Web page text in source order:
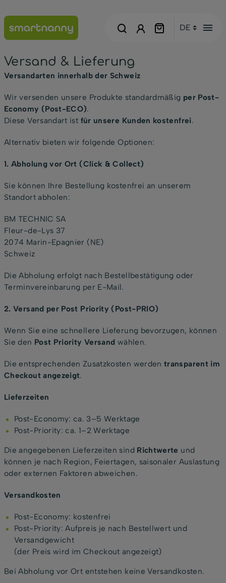
menu
Versand & Lieferung
Versandarten innerhalb der Schweiz
Wir versenden unsere Produkte standardmäßig per Post-
Economy (Post-ECO).
Diese Versandart ist für unsere Kunden kostenfrei.
Alternativ bieten wir folgende Optionen:
1. Abholung vor Ort (Click & Collect)
Sie können Ihre Bestellung kostenfrei an unserem
Standort abholen:
BM TECHNIC SA
Fleur-de-Lys 37
2074 Marin-Epagnier (NE)
Schweiz
Die Abholung erfolgt nach Bestellbestätigung oder
Terminvereinbarung per E-Mail.
2. Versand per Post Priority (Post-PRIO)
Wenn Sie eine schnellere Lieferung bevorzugen, können
Sie den Post Priority Versand wählen.
Die entsprechenden Zusatzkosten werdentransparent im
Checkout angezeigt.
Lieferzeiten
Post-Economy: ca. 3–5 Werktage
Post-Priority: ca. 1–2 Werktage
Die angegebenen Lieferzeiten sind Richtwerte und
können je nach Region, Feiertagen, saisonaler Auslastung
oder externen Faktoren abweichen.
Versandkosten
Post-Economy: kostenfrei
Post-Priority: Aufpreis je nach Bestellwert und
Versandgewicht
(der Preis wird im Checkout angezeigt)
Bei Abholung vor Ort entstehen keine Versandkosten.